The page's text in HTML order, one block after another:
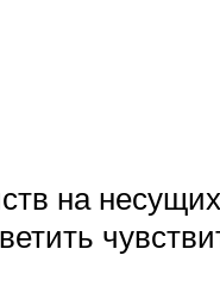
на несущих